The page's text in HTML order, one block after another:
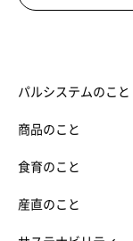
パルシステムのこと
商品のこと
食育のこと
産直のこと